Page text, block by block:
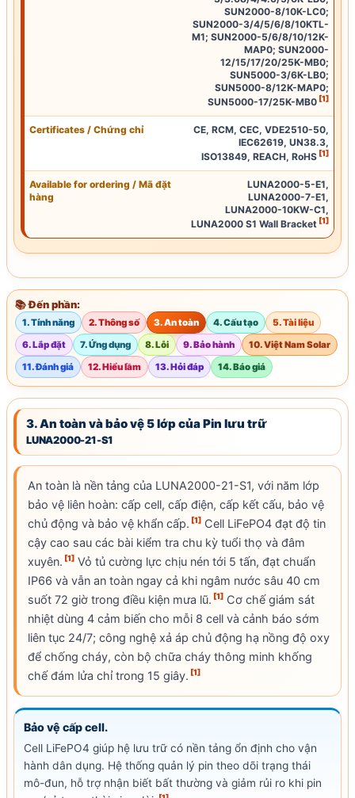
SUN2000-8/10K-LC0;
SUN2000-3/4/5/6/8/10KTL-
M1; SUN2000-5/6/8/10/12K-
MAP0; SUN2000-
12/15/17/20/25K-MB0;
SUN5000-3/6K-LB0;
SUN5000-8/12K-MAP0;
SUN5000-17/25K-MB0 [1]
Certificates / Chứng chỉ CE, RCM, CEC, VDE2510-50,
IEC62619, UN38.3,
ISO13849, REACH, RoHS [1]
Available for ordering / Mã đặt
hàng
LUNA2000-5-E1,
LUNA2000-7-E1,
LUNA2000-10KW-C1,
LUNA2000 S1 Wall Bracket [1]
📚 Đến phần:
1. Tính năng 2. Thông số 3. An toàn 4. Cấu tạo
5. Tài liệu
6. Lắp đặt
7. Ứng dụng 8. Lỗi 9. Bảo hành
10. Việt Nam Solar
11. Đánh giá
12. Hiểu lầm 13. Hỏi đáp 14. Báo giá
3. An toàn và bảo vệ 5 lớp của Pin lưu trữ
LUNA2000-21-S1
An toàn là nền tảng của LUNA2000-21-S1, với năm lớp
bảo vệ liên hoàn: cấp cell, cấp điện, cấp kết cấu, bảo vệ
chủ động và bảo vệ khẩn cấp. [1] Cell LiFePO4 đạt độ tin
cậy cao sau các bài kiểm tra chu kỳ tuổi thọ và đâm
xuyên. [1] Vỏ tủ cường lực chịu nén tới 5 tấn, đạt chuẩn
IP66 và vẫn an toàn ngay cả khi ngâm nước sâu 40 cm
suốt 72 giờ trong điều kiện mưa lũ. [1] Cơ chế giám sát
nhiệt dùng 4 cảm biến cho mỗi 8 cell và cảnh báo sớm
liên tục 24/7; công nghệ xả áp chủ động hạ nồng độ oxy
để chống cháy, còn bộ chữa cháy thông minh khống
chế đám lửa chỉ trong 15 giây. [1]
Bảo vệ cấpcell.
Cell LiFePO4 giúp hệ lưu trữ có nền tảng ổn định cho vận
hành dân dụng. Hệ thống quản lý pin theo dõi trạng thái
mô-đun, hỗ trợ nhận biết bất thường và giảm rủi ro khi pin